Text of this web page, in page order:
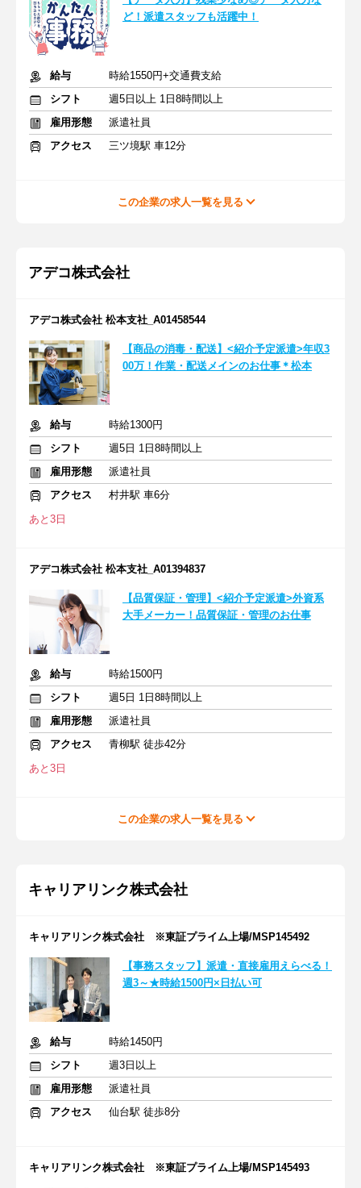
ど！派遣スタッフも活躍中！
給与
時給1550円+交通費支給
シフト
週5日以上 1日8時間以上
雇用形態
派遣社員
アクセス
三ツ境駅 車12分
この企業の求人一覧を見る
アデコ株式会社
アデコ株式会社 松本支社_A01458544
【商品の消毒・配送】<紹介予定派遣>年収3
00万！作業・配送メインのお仕事＊松本
給与
時給1300円
シフト
週5日 1日8時間以上
雇用形態
派遣社員
アクセス
村井駅 車6分
あと3日
アデコ株式会社 松本支社_A01394837
【品質保証・管理】<紹介予定派遣>外資系
大手メーカー！品質保証・管理のお仕事
給与
時給1500円
シフト
週5日 1日8時間以上
雇用形態
派遣社員
アクセス
青柳駅 徒歩42分
あと3日
この企業の求人一覧を見る
キャリアリンク株式会社
キャリアリンク株式会社 ※東証プライム上場/MSP145492
【事務スタッフ】派遣・直接雇用えらべる！
週3～★時給1500円×日払い可
給与
時給1450円
シフト
週3日以上
雇用形態
派遣社員
アクセス
仙台駅 徒歩8分
キャリアリンク株式会社 ※東証プライム上場/MSP145493